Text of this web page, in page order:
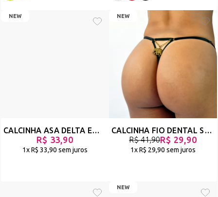
NEW
CALCINHA ASA DELTA EM TULE COM DETALHE DO ELÁSTICO EXPOSTO - SALADA - PINK - REF 3073
R$ 33,90
1xR$ 33,90 sem juros
NEW
CALCINHA FIO DENTAL SEXY DE LUXO EM TULE ANIMAL PRINT - BUZANFA - ONÇA - REF 3068
R$ 41,90R$ 29,90
1xR$ 29,90 sem juros
NEW